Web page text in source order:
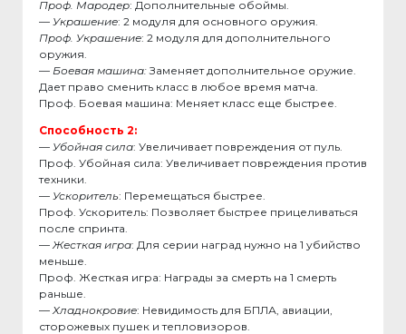
Проф. Мародер: Дополнительные обоймы.
— Украшение: 2 модуля для основного оружия.
Проф. Украшение: 2 модуля для дополнительного
оружия.
— Боевая машина:Заменяет дополнительное оружие.
Дает право сменить класс в любое время матча.
Проф. Боевая машина: Меняет класс еще быстрее.
Способность 2:
— Убойная сила: Увеличивает повреждения от пуль.
Проф. Убойная сила: Увеличивает повреждения против
техники.
— Ускоритель: Перемещаться быстрее.
Проф. Ускоритель: Позволяет быстрее прицеливаться
после спринта.
— Жесткая игра: Для серии наград нужно на 1 убийство
меньше.
Проф. Жесткая игра: Награды за смерть на 1 смерть
раньше.
— Хладнокровие: Невидимость для БПЛА, авиации,
сторожевых пушек и тепловизоров.